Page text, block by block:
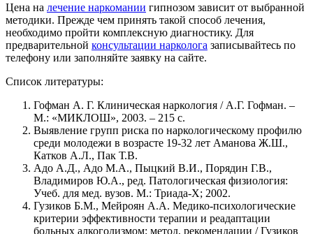
Цена на лечение наркомании гипнозом зависит от выбранной
методики. Прежде чем принять такой способ лечения,
необходимо пройти комплексную диагностику. Для
предварительной консультации нарколога записывайтесь по
телефону или заполняйте заявку на сайте.
Список литературы:
Гофман А. Г. Клиническая наркология / А.Г. Гофман. –
М.: «МИКЛОШ», 2003. – 215 с.
Выявление групп риска по наркологическому профилю
среди молодежи в возрасте 19-32 лет Аманова Ж.Ш.,
Катков А.Л., Пак Т.В.
Адо А.Д., Адо М.А., Пыцкий В.И., Порядин Г.В.,
Владимиров Ю.А., ред. Патологическая физиология:
Учеб. для мед. вузов. М.: Триада-Х; 2002.
Гузиков Б.М., Мейроян А.А. Медико-психологические
критерии эффективности терапии и реадаптации
больных алкоголизмом: метод, рекомендации / Гузиков